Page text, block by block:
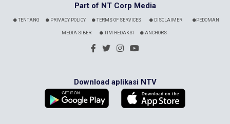
Part of NT Corp Media
TENTANG PRIVACY POLICY TERMS OF SERVICES DISCLAIMER PEDOMAN
MEDIA SIBER TIM REDAKSI ANCHORS
Download aplikasi NTV